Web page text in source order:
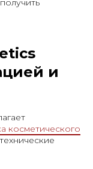
и
косметического